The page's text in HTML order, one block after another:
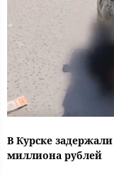
В Курске
миллиона рублей